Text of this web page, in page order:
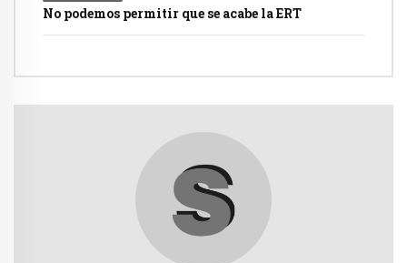
No podemos permitir que se acabe la ERT